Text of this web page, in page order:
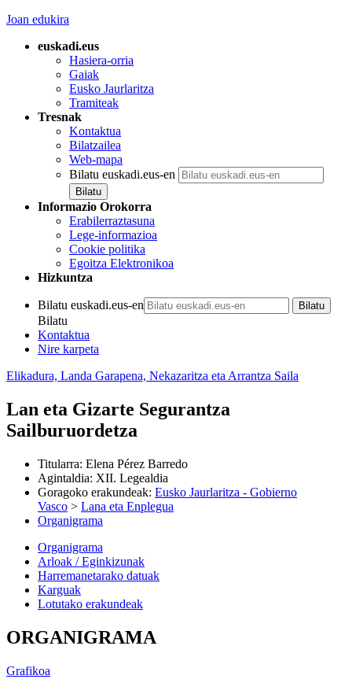
Joan edukira
euskadi.eus
Hasiera-orria
Gaiak
Eusko Jaurlaritza
Tramiteak
Tresnak
Kontaktua
Bilatzailea
Web-mapa
Bilatu euskadi.eus-en
Informazio Orokorra
Erabilerraztasuna
Lege-informazioa
Cookie politika
Egoitza Elektronikoa
Hizkuntza
Bilatu euskadi.eus-en
Bilatu
Kontaktua
Nire karpeta
Elikadura, Landa Garapena, Nekazaritza eta Arrantza Saila
Lan eta Gizarte Segurantza
Sailburuordetza
Titularra: Elena Pérez Barredo
Agintaldia: XII. Legealdia
Goragoko erakundeak: Eusko Jaurlaritza - Gobierno
Vasco > Lana eta Enplegua
Organigrama
Organigrama
Arloak / Eginkizunak
Harremanetarako datuak
Karguak
Lotutako erakundeak
ORGANIGRAMA
Grafikoa